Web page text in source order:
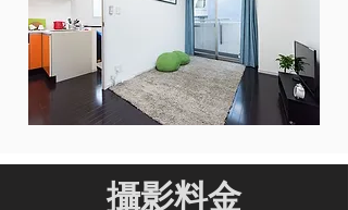
​攝影料金